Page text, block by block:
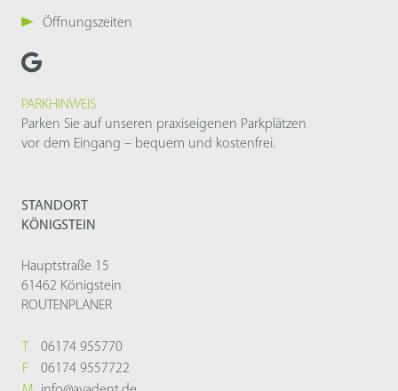
Öffnungszeiten
PARKHINWEIS
Parken Sie auf unseren praxiseigenen Parkplätzen
vor dem Eingang – bequem und kostenfrei.
STANDORT
KÖNIGSTEIN
Hauptstraße 15
61462 Königstein
ROUTENPLANER
T
06174 955770
F
06174 9557722